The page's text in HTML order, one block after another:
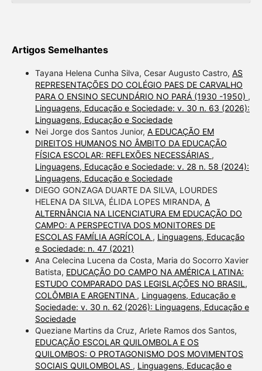
Artigos Semelhantes
Tayana Helena Cunha Silva, Cesar Augusto Castro, AS
REPRESENTAÇÕES DO COLÉGIO PAES DE CARVALHO
PARA O ENSINO SECUNDÁRIO NO PARÁ (1930 -1950) ,
Linguagens, Educação e Sociedade: v. 30 n. 63 (2026):
Linguagens, Educação e Sociedade
Nei Jorge dos Santos Junior, A EDUCAÇÃO EM
DIREITOS HUMANOS NO ÂMBITO DA EDUCAÇÃO
FÍSICA ESCOLAR: REFLEXÕES NECESSÁRIAS ,
Linguagens, Educação e Sociedade: v. 28 n. 58 (2024):
Linguagens, Educação e Sociedade
DIEGO GONZAGA DUARTE DA SILVA, LOURDES
HELENA DA SILVA, ÉLIDA LOPES MIRANDA, A
ALTERNÂNCIA NA LICENCIATURA EM EDUCAÇÃO DO
CAMPO: A PERSPECTIVA DOS MONITORES DE
ESCOLAS FAMÍLIA AGRÍCOLA , Linguagens, Educação
e Sociedade: n. 47 (2021)
Ana Celecina Lucena da Costa, Maria do Socorro Xavier
Batista, EDUCAÇÃO DO CAMPO NA AMÉRICA LATINA:
ESTUDO COMPARADO DAS LEGISLAÇÕES NO BRASIL,
COLÔMBIA E ARGENTINA , Linguagens, Educação e
Sociedade: v. 30 n. 62 (2026): Linguagens, Educação e
Sociedade
Queziane Martins da Cruz, Arlete Ramos dos Santos,
EDUCAÇÃO ESCOLAR QUILOMBOLA E OS
QUILOMBOS: O PROTAGONISMO DOS MOVIMENTOS
SOCIAIS QUILOMBOLAS , Linguagens, Educação e